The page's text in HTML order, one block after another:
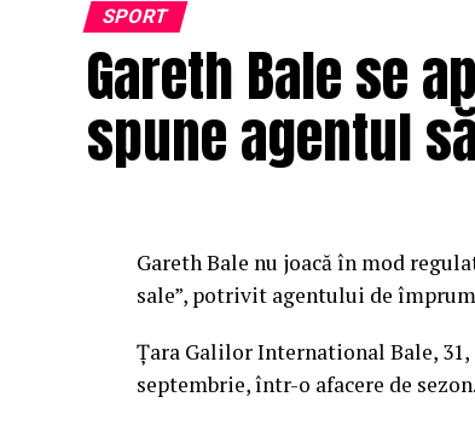
Simona Halep pierde locul
Osaka avansează un loc în
coboară pe 3. Lider WTA rămâne
Naomi Osaka a jucat pe partea de
SPORT
Gareth Bale se
spune agentul
Gareth Bale nu joacă în mod
sale”, potrivit agentului de
Țara Galilor International Bale,
septembrie, într-o afacere de sezon.